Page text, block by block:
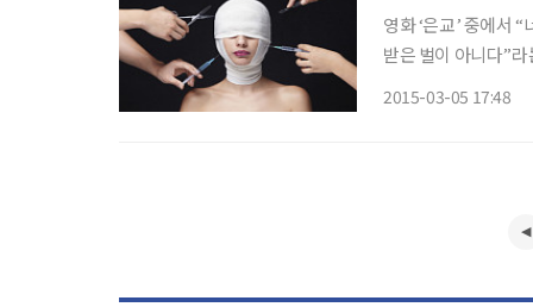
영화 ‘은교’ 중에서
받은 벌이 아니다”
2015-03-05 17:48